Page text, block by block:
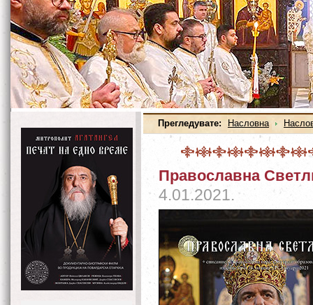
Прегледувате: Насловна
Православна
4.01.2021.